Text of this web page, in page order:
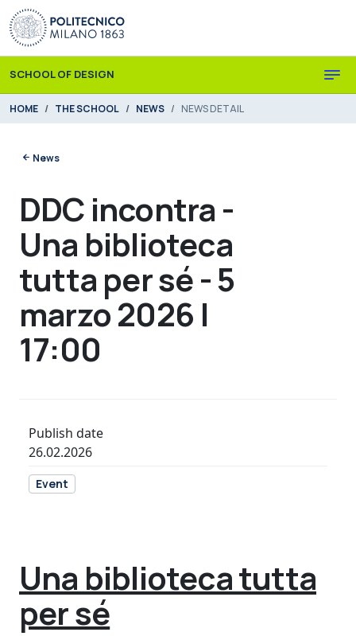
Skip to main content
Skip to page footer
SCHOOL OF DESIGN
You are here:
HOME THE SCHOOL NEWS NEWS DETAIL
News
DDC incontra -
Una biblioteca
tutta per sé - 5
marzo 2026 |
17:00
Publish date
26.02.2026
Event
Una biblioteca tutta
per sé